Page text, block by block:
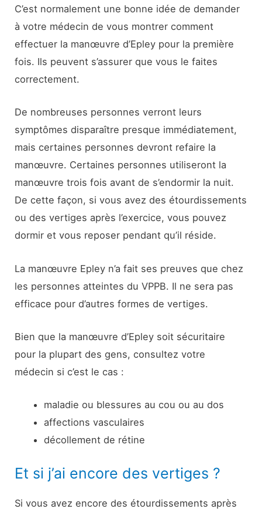
C’est normalement une bonne idée de demander
à votre médecin de vous montrer comment
effectuer la manœuvre d’Epley pour la première
fois. Ils peuvent s’assurer que vous le faites
correctement.
De nombreuses personnes verront leurs
symptômes disparaître presque immédiatement,
mais certaines personnes devront refaire la
manœuvre. Certaines personnes utiliseront la
manœuvre trois fois avant de s’endormir la nuit.
De cette façon, si vous avez des étourdissements
ou des vertiges après l’exercice, vous pouvez
dormir et vous reposer pendant qu’il réside.
La manœuvre Epley n’a fait ses preuves que chez
les personnes atteintes du VPPB. Il ne sera pas
efficace pour d’autres formes de vertiges.
Bien que la manœuvre d’Epley soit sécuritaire
pour la plupart des gens, consultez votre
médecin si c’est le cas :
maladie ou blessures au cou ou au dos
affections vasculaires
décollement de rétine
Et si j’ai encore des vertiges ?
Si vous avez encore des étourdissements après